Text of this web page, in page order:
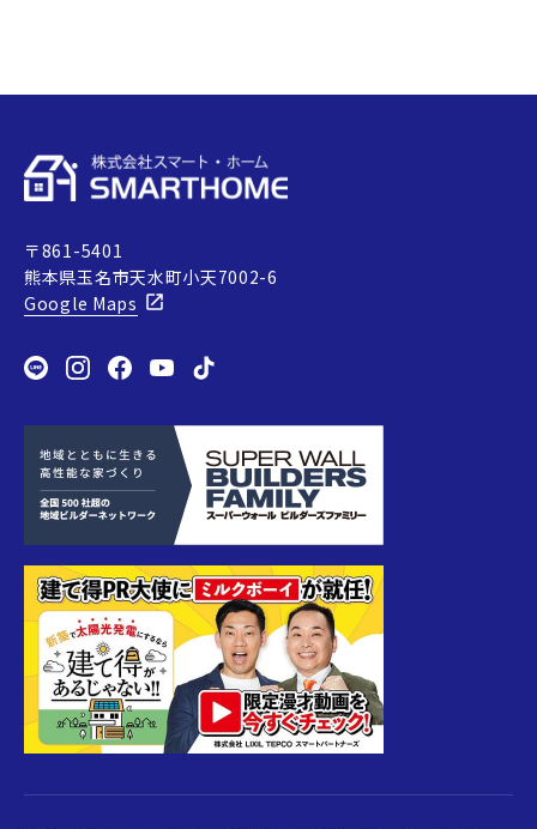
〒861-5401
熊本県玉名市天水町小天7002-6
Google Maps